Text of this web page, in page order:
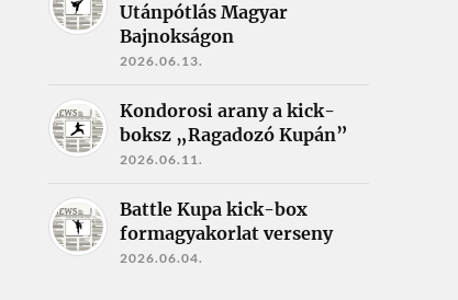
Utánpótlás Magyar
Bajnokságon
2026.06.13.
Kondorosi arany a kick-
boksz „Ragadozó Kupán”
2026.06.11.
Battle Kupa kick-box
formagyakorlat verseny
2026.06.04.